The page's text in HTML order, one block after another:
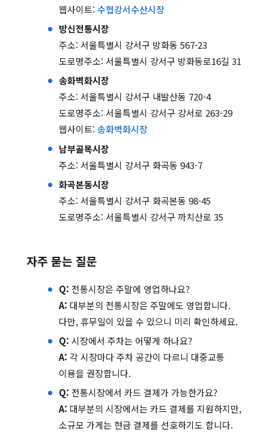
웹사이트: 수협강서수산시장
방신전통시장
주소: 서울특별시 강서구 방화동 567-23
도로명주소: 서울특별시 강서구 방화동로16길 31
송화벽화시장
주소: 서울특별시 강서구 내발산동 720-4
도로명주소: 서울특별시 강서구 강서로 263-29
웹사이트: 송화벽화시장
남부골목시장
주소: 서울특별시 강서구 화곡동 943-7
화곡본동시장
주소: 서울특별시 강서구 화곡본동 98-45
도로명주소: 서울특별시 강서구 까치산로 35
자주 묻는 질문
Q: 전통시장은 주말에 영업하나요?
A: 대부분의 전통시장은 주말에도 영업합니다.
다만, 휴무일이 있을 수 있으니 미리 확인하세요.
Q: 시장에서 주차는 어떻게 하나요?
A: 각 시장마다 주차 공간이 다르니 대중교통
이용을 권장합니다.
Q: 전통시장에서 카드 결제가 가능한가요?
A: 대부분의 시장에서는 카드 결제를 지원하지만,
소규모 가게는 현금 결제를 선호하기도 합니다.